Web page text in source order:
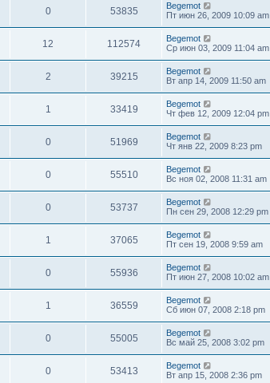
0 53835
Begemot
Пт июн 26, 2009 10:09 am
12 112574
Begemot
Ср июн 03, 2009 11:04 am
2 39215
Begemot
Вт апр 14, 2009 11:50 am
1 33419
Begemot
Чт фев 12, 2009 12:04 pm
0 51969
Begemot
Чт янв 22, 2009 8:23 pm
0 55510
Begemot
Вс ноя 02, 2008 11:31 am
0 53737
Begemot
Пн сен 29, 2008 12:29 pm
1 37065
Begemot
Пт сен 19, 2008 9:59 am
0 55936
Begemot
Пт июн 27, 2008 10:02 am
1 36559
Begemot
Сб июн 07, 2008 2:18 pm
0 55005
Begemot
Вс май 25, 2008 3:02 pm
0 53413
Begemot
Вт апр 15, 2008 2:36 pm